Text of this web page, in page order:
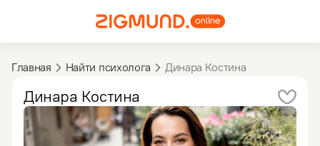
Главная Найти психолога Динара Костина
Динара Костина